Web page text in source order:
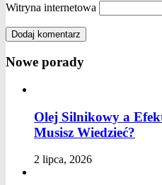
Witryna internetowa
Nowe porady
Olej Silnikowy a
Musisz Wiedzieć?
2 lipca, 2026